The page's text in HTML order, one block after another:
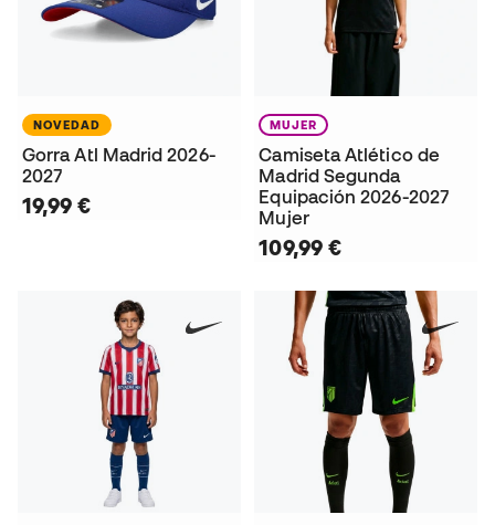
NOVEDAD
Gorra Atl Madrid 2026-
2027
19,99 €
MUJER
Camiseta Atlético de
Madrid Segunda
Equipación 2026-2027
Mujer
109,99 €